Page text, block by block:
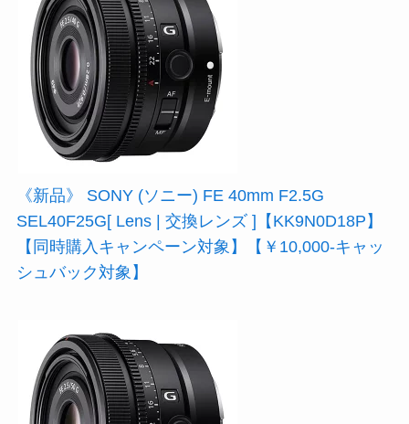
《新品》 SONY (ソニー) FE 40mm F2.5G
SEL40F25G[ Lens | 交換レンズ ]【KK9N0D18P】
【同時購入キャンペーン対象】【￥10,000-キャッ
シュバック対象】